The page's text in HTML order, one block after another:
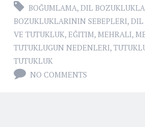
BOĞUMLAMA, DIL
BOZUKLUKLARININ SEBEPLERI, DIL
VE TUTUKLUK, EĞITIM, MEHRALI,
TUTUKLUGUN NEDENLERI,
TUTUKLUK
NO COMMENTS